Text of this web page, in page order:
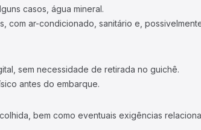
casos, água mineral.
com ar-condicionado, sanitário e,
sem necessidade de retirada no guichê.
antes do embarque.
bem como eventuais exigências